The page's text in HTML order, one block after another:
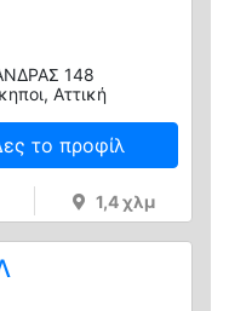
148
Αττική
το προφίλ
1,4 χλμ